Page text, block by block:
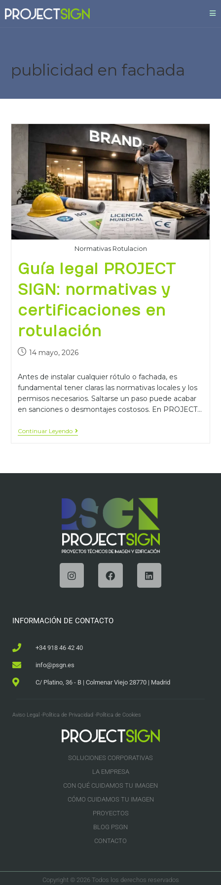
publicidad en fachada
Normativas Rotulacion
Guía legal PROJECT
SIGN: normativas y
certificaciones en
rotulación
14 mayo, 2026
Antes de instalar cualquier rótulo o fachada, es
fundamental tener claras las normativas locales y los
permisos necesarios. Saltarse un paso puede acabar
en sanciones o desmontajes costosos. En PROJECT…
Continuar Leyendo
INFORMACIÓN DE CONTACTO
+34 918 46 42 40
info@psgn.es
C/ Platino, 36 - B | Colmenar Viejo 28770 | Madrid
Aviso Legal -Política de Privacidad -Política de Cookies
SOLUCIONES CORPORATIVAS
LA EMPRESA
CON QUÉ CUIDAMOS TU IMAGEN
CÓMO CUIDAMOS TU IMAGEN
PROYECTOS
BLOG PSGN
CONTACTO
Copyright © 2026 Todos los derechos reservados